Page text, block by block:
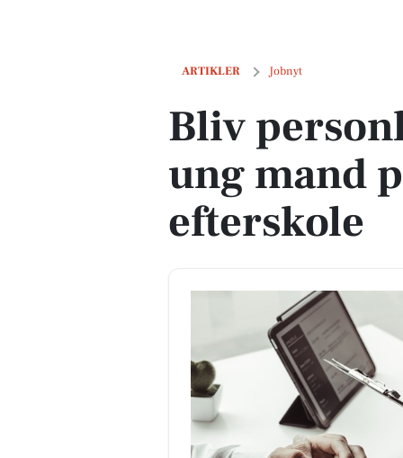
ARTIKLER Jobnyt
Bliv personlig hjælper for ung mand
Bliv
ung mand
efterskole